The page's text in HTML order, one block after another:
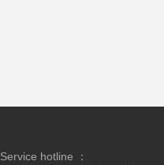
Service hotline ：